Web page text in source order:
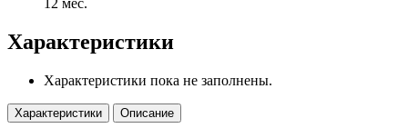
12 мес.
Характеристики
Характеристики пока не заполнены.
Характеристики Описание